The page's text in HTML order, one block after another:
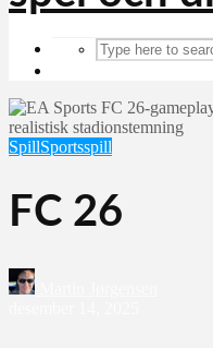
SpillSportsspill
FC 26